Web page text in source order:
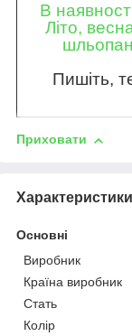
В
Літо,
Пишіть,
Приховати
Характеристики
Основні
Виробник
Країна виробник
Стать
Колір